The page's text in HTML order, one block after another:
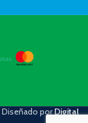
Diseñado porDigital